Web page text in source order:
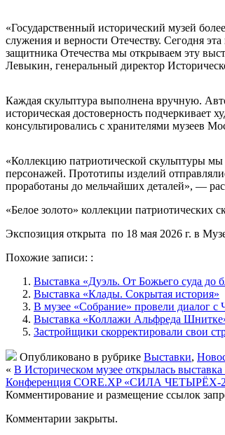
«Государственный исторический музей
служения и верности Отечеству. Сегодня
защитника Отечества мы открываем эту
Левыкин, генеральный директор
Каждая скульптура выполнена вручную.
историческая достоверность подчеркивает
консультировались с хранителями музеев
«Коллекцию патриотической скульптуры мы
персонажей. Прототипы изделий
проработаны до мельчайших деталей», —
«Белое золото» коллекции патриотических
Экспозиция открыта по 18 мая 2026 г. в
Похожие записи: :
Выставка «Дуэль. От Божьего суда до
Выставка «Клады. Сокрытая история»
В музее «Собрание» провели диалог с
Выставка «Коллажи Альфреда
Застройщики скорректировали свои
Опубликовано в рубрике Выставки,
« В Историческом музее открылась
Конференция CORE.XP «СИЛА ЧЕТЫРЁХ-
Комментирование и размещение ссылок
Комментарии закрыты.